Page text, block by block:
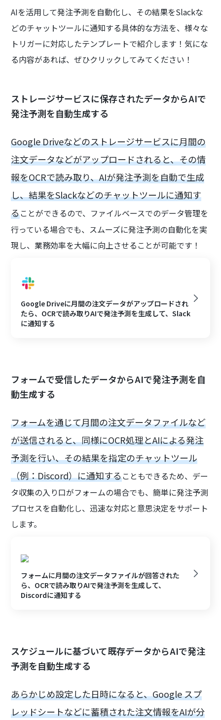
AIを活用して発注予測を自動化し、その結果をSlackな
どのチャットツールに通知する具体的な方法を、様々な
トリガーに対応したテンプレートで紹介します！気にな
る内容があれば、ぜひクリックしてみてください！
ストレージサービスに保存されたデータからAIで
発注予測を自動生成する
Google Driveなどのストレージサービスに月間の
注文データなどがアップロードされると、その情
報をOCRで読み取り、AIが発注予測を自動で生成
し、結果をSlackなどのチャットツールに通知す
ることができるので、ファイルベースでのデータ管理を
行っている場合でも、スムーズに発注予測の自動化を実
現し、業務効率を大幅に向上させることが可能です！
Google Driveに月間の注文データがアップロードされ
たら、OCRで読み取りAIで発注予測を生成して、Slack
に通知する
フォームで受信したデータからAIで発注予測を自
動生成する
フォームを通じて月間の注文データファイルなど
が送信されると、同様にOCR処理とAIによる発注
予測を行い、その結果を指定のチャットツール
（例：Discord）に通知することもできるため、デー
タ収集の入り口がフォームの場合でも、簡単に発注予測
プロセスを自動化し、迅速な対応と意思決定をサポート
します。
フォームに月間の注文データファイルが回答された
ら、OCRで読み取りAIで発注予測を生成して、
Discordに通知する
スケジュールに基づいて既存データからAIで発注
予測を自動生成する
あらかじめ設定した日時になると、Google スプ
レッドシートなどに蓄積された注文情報をAIが分